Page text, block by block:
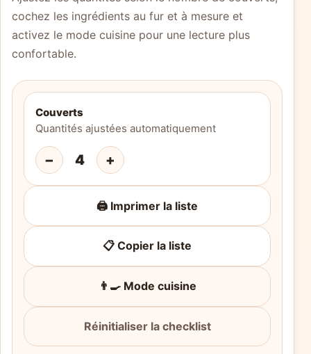
cochez les ingrédients au fur et à mesure et
activez le mode cuisine pour une lecture plus
confortable.
Couverts
Quantités ajustées automatiquement
− 4 +
🖨️ Imprimer la liste
📋 Copier la liste
👨‍🍳 Mode cuisine
Réinitialiser la checklist